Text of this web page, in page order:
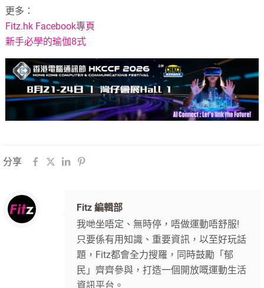
更多：
Fitz.hk Facebook專頁
新手必學的瑜伽8式
分享
Fitz 編輯部
我哋坐唔定、無時停，唔做運動唔舒服!
只要係有用知識、重要資訊，以至好玩話
題，Fitz都會全力搜羅，同時鼓勵「郁
民」齊齊參與，打造一個開放嘅運動生活
資訊平台。